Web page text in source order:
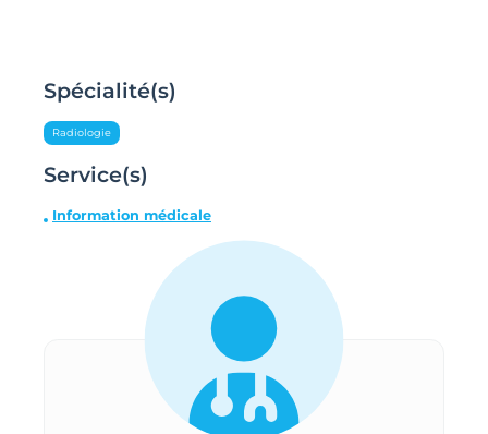
Spécialité(s)
Radiologie
Service(s)
Information médicale